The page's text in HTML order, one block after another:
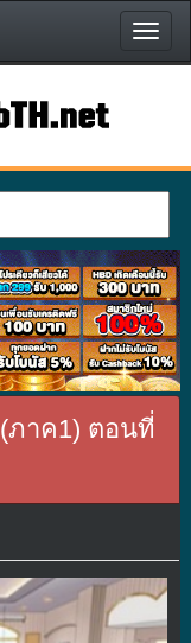
หน้า
แรก
ภาค1) ตอนที่